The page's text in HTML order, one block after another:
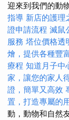
迎來到我們的動
指導 新店的護理
證申請流程 滅鼠
服務 塔位價格透
燴，提供各種豐
療程 知道月子中
家，讓您的家人
證，簡單又高效
置，打造專屬的
動，動物和自然